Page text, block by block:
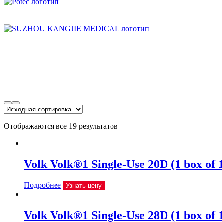
Отображаются все 19 результатов
Volk Volk®1 Single-Use 20D (1 box of
Подробнее Узнать цену
Volk Volk®1 Single-Use 28D (1 box of